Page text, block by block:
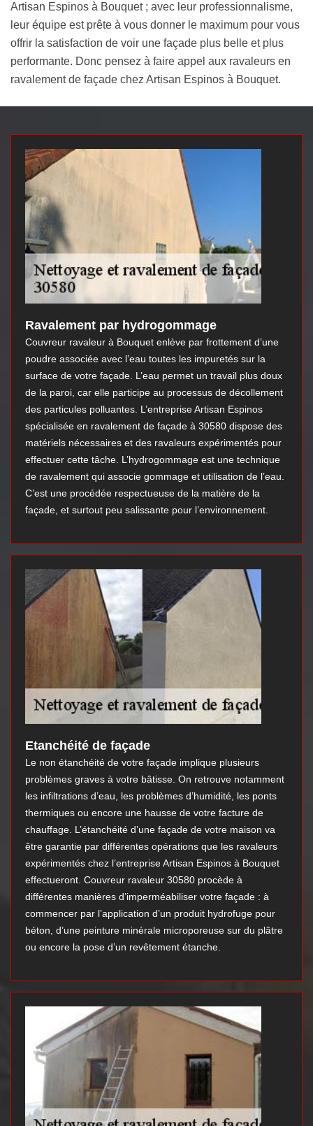
Artisan Espinos à Bouquet ; avec leur professionnalisme,
leur équipe est prête à vous donner le maximum pour vous
offrir la satisfaction de voir une façade plus belle et plus
performante. Donc pensez à faire appel aux ravaleurs en
ravalement de façade chez Artisan Espinos à Bouquet.
Ravalement par hydrogommage
Couvreur ravaleur à Bouquet enlève par frottement d’une
poudre associée avec l’eau toutes les impuretés sur la
surface de votre façade. L’eau permet un travail plus doux
de la paroi, car elle participe au processus de décollement
des particules polluantes. L’entreprise Artisan Espinos
spécialisée en ravalement de façade à 30580 dispose des
matériels nécessaires et des ravaleurs expérimentés pour
effectuer cette tâche. L’hydrogommage est une technique
de ravalement qui associe gommage et utilisation de l’eau.
C’est une procédée respectueuse de la matière de la
façade, et surtout peu salissante pour l’environnement.
Etanchéité de façade
Le non étanchéité de votre façade implique plusieurs
problèmes graves à votre bâtisse. On retrouve notamment
les infiltrations d’eau, les problèmes d’humidité, les ponts
thermiques ou encore une hausse de votre facture de
chauffage. L’étanchéité d’une façade de votre maison va
être garantie par différentes opérations que les ravaleurs
expérimentés chez l’entreprise Artisan Espinos à Bouquet
effectueront. Couvreur ravaleur 30580 procède à
différentes manières d’imperméabiliser votre façade : à
commencer par l’application d’un produit hydrofuge pour
béton, d’une peinture minérale microporeuse sur du plâtre
ou encore la pose d’un revêtement étanche.